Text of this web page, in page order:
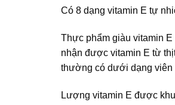
Có 8 dạng vitamin E tự
Thực phẩm giàu vitamin
nhận được vitamin E từ
thường có dưới dạng viên
Lượng vitamin E được